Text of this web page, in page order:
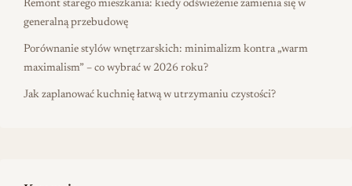
Remont starego mieszkania: kiedy odświeżenie zamienia się w
generalną przebudowę
Porównanie stylów wnętrzarskich: minimalizm kontra „warm
maximalism” – co wybrać w 2026 roku?
Jak zaplanować kuchnię łatwą w utrzymaniu czystości?